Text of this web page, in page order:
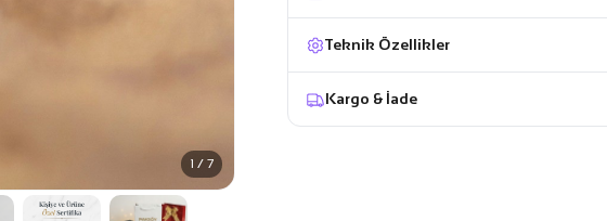
1 / 7
Teknik Özellikler
Kargo & İade